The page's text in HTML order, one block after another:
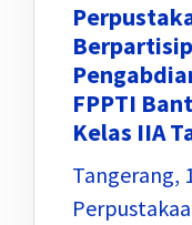
FPPTI
Kelas IIA
Tangerang,